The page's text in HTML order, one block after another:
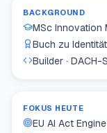
BACKGROUND
MSc Innovation
Buch zu
Builder ·
FOKUS HEUTE
EU AI Act